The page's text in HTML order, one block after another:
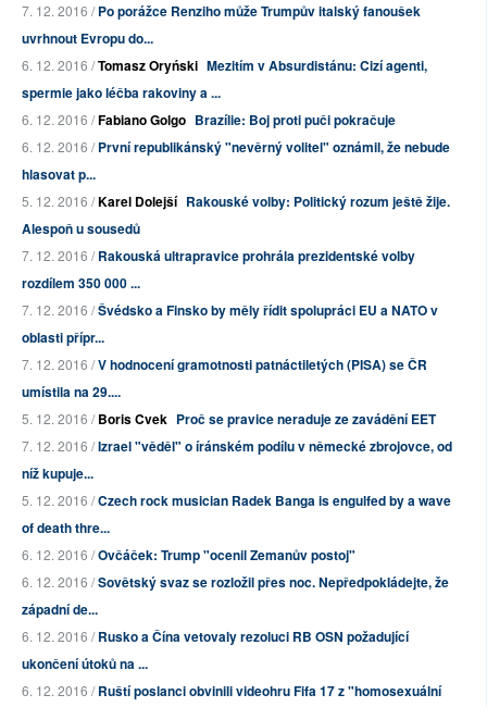
7. 12. 2016 /Po porážce Renziho může Trumpův italský fanoušek
uvrhnout Evropu do...
6. 12. 2016 /Tomasz Oryński Mezitím v Absurdistánu: Cizí agenti,
spermie jako léčba rakoviny a ...
6. 12. 2016 /Fabiano Golgo Brazílie: Boj proti puči pokračuje
6. 12. 2016 /První republikánský "nevěrný volitel" oznámil, že nebude
hlasovat p...
5. 12. 2016 /Karel Dolejší Rakouské volby: Politický rozum ještě žije.
Alespoň u sousedů
7. 12. 2016 /Rakouská ultrapravice prohrála prezidentské volby
rozdílem 350 000 ...
7. 12. 2016 /Švédsko a Finsko by měly řídit spolupráci EU a NATO v
oblasti přípr...
7. 12. 2016 /V hodnocení gramotnosti patnáctiletých (PISA) se ČR
umístila na 29....
5. 12. 2016 /Boris Cvek Proč se pravice neraduje ze zavádění EET
7. 12. 2016 /Izrael "věděl" o íránském podílu v německé zbrojovce, od
níž kupuje...
5. 12. 2016 /Czech rock musician Radek Banga is engulfed by a wave
of death thre...
6. 12. 2016 /Ovčáček: Trump "ocenil Zemanův postoj"
6. 12. 2016 /Sovětský svaz se rozložil přes noc. Nepředpokládejte, že
západní de...
6. 12. 2016 /Rusko a Čína vetovaly rezoluci RB OSN požadující
ukončení útoků na ...
6. 12. 2016 /Ruští poslanci obvinili videohru Fifa 17 z "homosexuální